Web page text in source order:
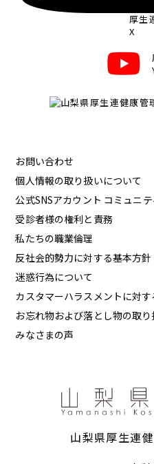
厚生
X
お問い合わせ
個人情報の取り扱いについて
公式SNSアカウント コミュニ
受診者様の権利と責務
私たちの職業倫理
反社会的勢力に対する基本方針
迷惑行為について
カスタマーハラスメントに対
お忘れ物および落とし物の取
みなさまの声
山梨県厚生連